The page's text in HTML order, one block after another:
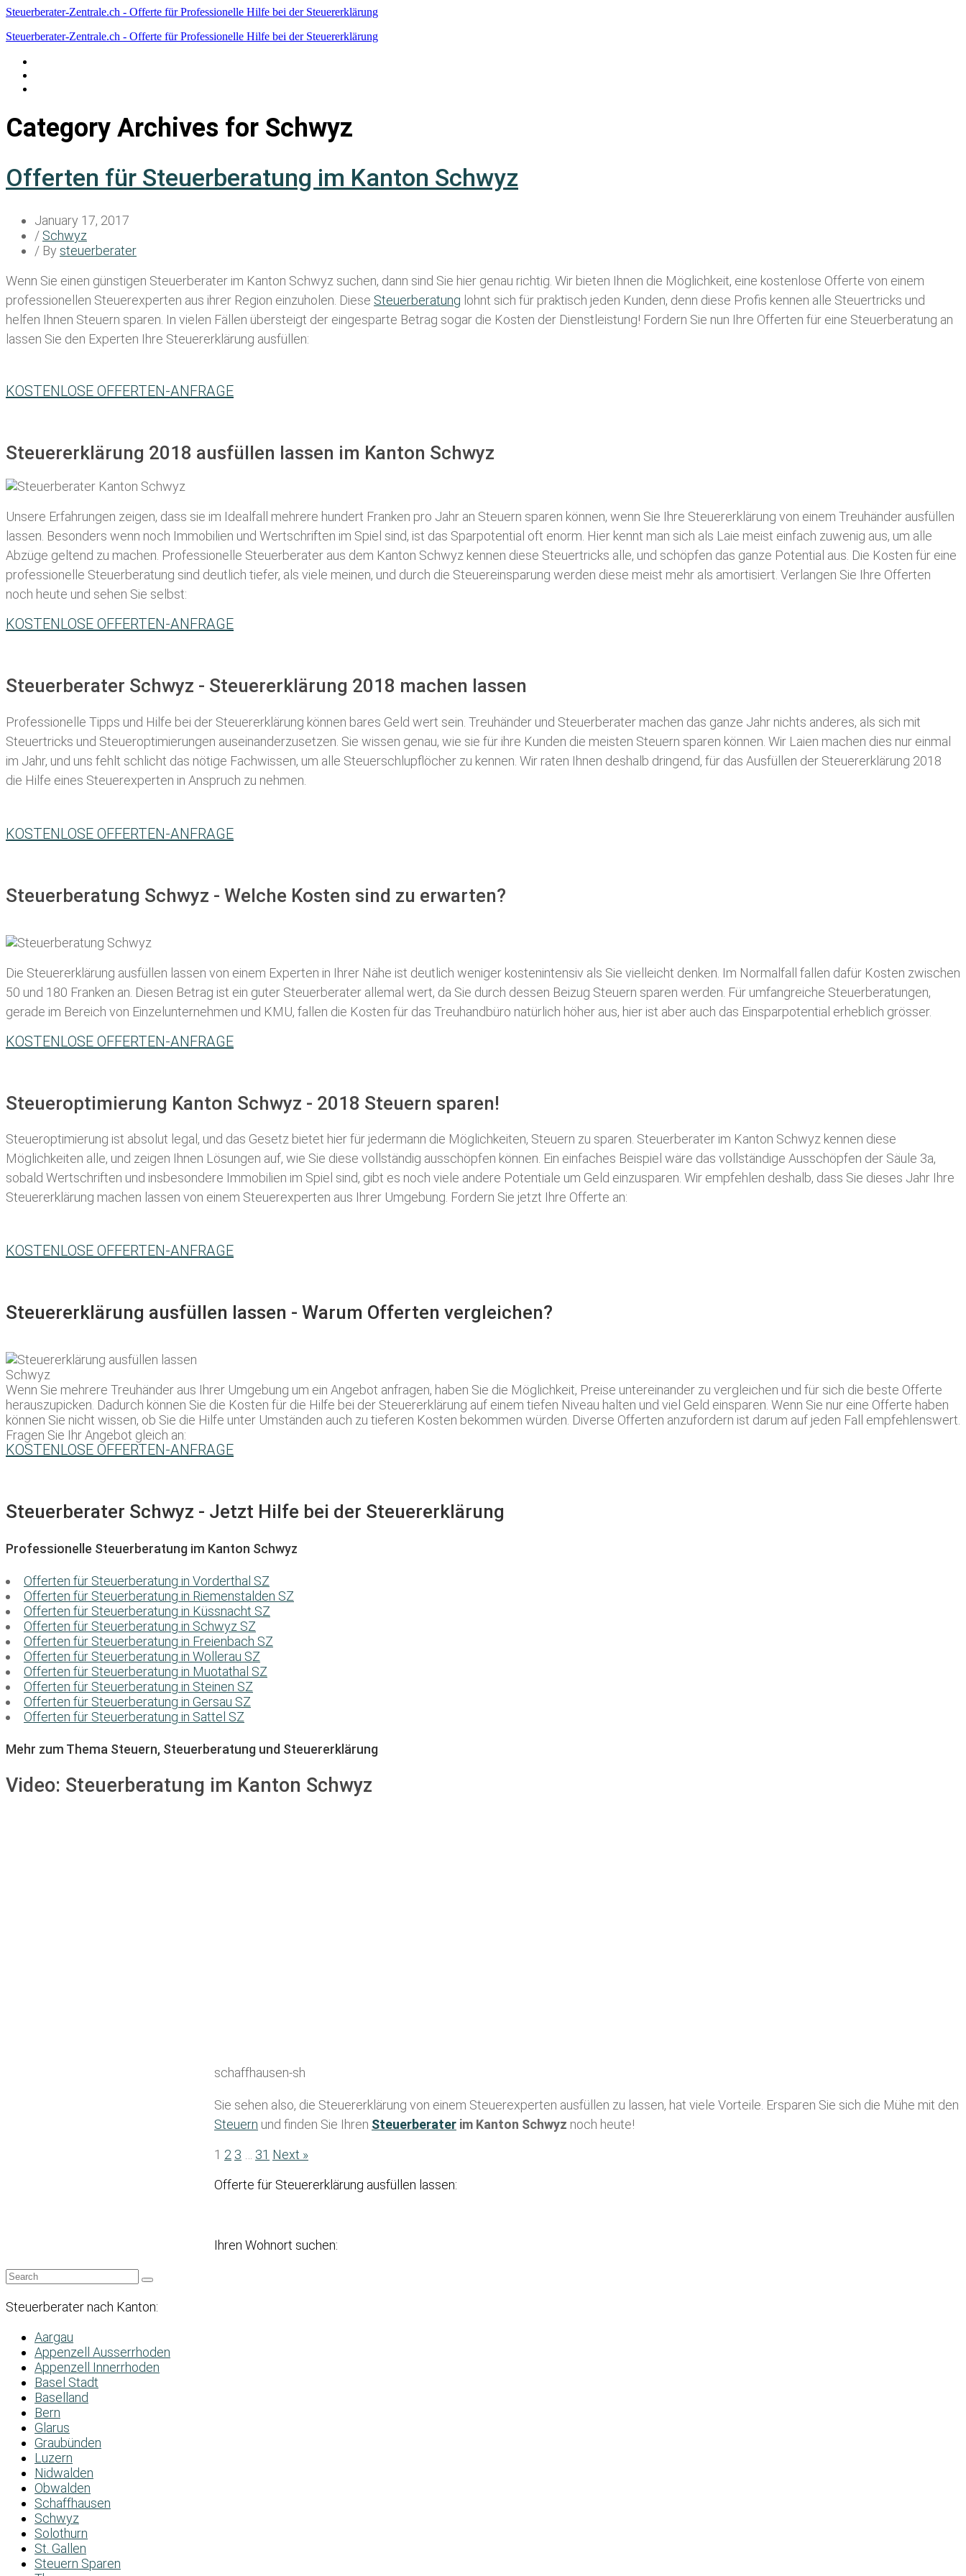
Steuerberater-Zentrale.ch - Offerte für Professionelle Hilfe bei der Steuererklärung
Steuerberater-Zentrale.ch - Offerte für Professionelle Hilfe bei der Steuererklärung
Category Archives for Schwyz
Offerten für Steuerberatung im Kanton Schwyz
January 17, 2017
/ Schwyz
/ By steuerberater
Wenn Sie einen günstigen Steuerberater im Kanton Schwyz suchen, dann sind Sie hier genau richtig. Wir bieten Ihnen die Möglichkeit, eine kostenlose Offerte von einem
professionellen Steuerexperten aus ihrer Region einzuholen. Diese Steuerberatung lohnt sich für praktisch jeden Kunden, denn diese Profis kennen alle Steuertricks und
helfen Ihnen Steuern sparen. In vielen Fällen übersteigt der eingesparte Betrag sogar die Kosten der Dienstleistung! Fordern Sie nun Ihre Offerten für eine Steuerberatung an
lassen Sie den Experten Ihre Steuererklärung ausfüllen:
KOSTENLOSE OFFERTEN-ANFRAGE
Steuererklärung 2018 ausfüllen lassen im Kanton Schwyz
Unsere Erfahrungen zeigen, dass sie im Idealfall mehrere hundert Franken pro Jahr an Steuern sparen können, wenn Sie Ihre Steuererklärung von einem Treuhänder ausfüllen
lassen . Besonders wenn noch Immobilien und Wertschriften im Spiel sind, ist das Sparpotential oft enorm. Hier kennt man sich als Laie meist einfach zuwenig aus, um alle
Abzüge geltend zu machen. Professionelle Steuerberater aus dem Kanton Schwyz kennen diese Steuertricks alle, und schöpfen das ganze Potential aus. Die Kosten für eine
professionelle Steuerberatung sind deutlich tiefer, als viele meinen, und durch die Steuereinsparung werden diese meist mehr als amortisiert. Verlangen Sie Ihre Offerten
noch heute und sehen Sie selbst:
KOSTENLOSE OFFERTEN-ANFRAGE
Steuerberater Schwyz - Steuererklärung 2018 machen lassen
Professionelle Tipps und Hilfe bei der Steuererklärung können bares Geld wert sein. Treuhänder und Steuerberater machen das ganze Jahr nichts anderes, als sich mit
Steuertricks und Steueroptimierungen auseinanderzusetzen. Sie wissen genau, wie sie für ihre Kunden die meisten Steuern sparen können. Wir Laien machen dies nur einmal
im Jahr, und uns fehlt schlicht das nötige Fachwissen, um alle Steuerschlupflöcher zu kennen. Wir raten Ihnen deshalb dringend, für das Ausfüllen der Steuererklärung 2018
die Hilfe eines Steuerexperten in Anspruch zu nehmen.
KOSTENLOSE OFFERTEN-ANFRAGE
Steuerberatung Schwyz - Welche Kosten sind zu erwarten?
Die Steuererklärung ausfüllen lassen von einem Experten in Ihrer Nähe ist deutlich weniger kostenintensiv als Sie vielleicht denken. Im Normalfall fallen dafür Kosten zwischen
50 und 180 Franken an. Diesen Betrag ist ein guter Steuerberater allemal wert, da Sie durch dessen Beizug Steuern sparen werden. Für umfangreiche Steuerberatungen,
gerade im Bereich von Einzelunternehmen und KMU, fallen die Kosten für das Treuhandbüro natürlich höher aus, hier ist aber auch das Einsparpotential erheblich grösser.
KOSTENLOSE OFFERTEN-ANFRAGE
Steueroptimierung Kanton Schwyz - 2018 Steuern sparen!
Steueroptimierung ist absolut legal, und das Gesetz bietet hier für jedermann die Möglichkeiten, Steuern zu sparen. Steuerberater im Kanton Schwyz kennen diese
Möglichkeiten alle, und zeigen Ihnen Lösungen auf, wie Sie diese vollständig ausschöpfen können. Ein einfaches Beispiel wäre das vollständige Ausschöpfen der Säule 3a,
sobald Wertschriften und insbesondere Immobilien im Spiel sind, gibt es noch viele andere Potentiale um Geld einzusparen. Wir empfehlen deshalb, dass Sie dieses Jahr Ihre
Steuererklärung machen lassen von einem Steuerexperten aus Ihrer Umgebung. Fordern Sie jetzt Ihre Offerte an:
KOSTENLOSE OFFERTEN-ANFRAGE
Steuererklärung ausfüllen lassen - Warum Offerten vergleichen?
Wenn Sie mehrere Treuhänder aus Ihrer Umgebung um ein Angebot anfragen, haben Sie die Möglichkeit, Preise untereinander zu vergleichen und für sich die beste Offerte
herauszupicken. Dadurch können Sie die Kosten für die Hilfe bei der Steuererklärung auf einem tiefen Niveau halten und viel Geld einsparen. Wenn Sie nur eine Offerte haben
können Sie nicht wissen, ob Sie die Hilfe unter Umständen auch zu tieferen Kosten bekommen würden. Diverse Offerten anzufordern ist darum auf jeden Fall empfehlenswert.
Fragen Sie Ihr Angebot gleich an:
KOSTENLOSE OFFERTEN-ANFRAGE
Steuerberater Schwyz - Jetzt Hilfe bei der Steuererklärung
Professionelle Steuerberatung im Kanton Schwyz
Offerten für Steuerberatung in Vorderthal SZ
Offerten für Steuerberatung in Riemenstalden SZ
Offerten für Steuerberatung in Küssnacht SZ
Offerten für Steuerberatung in Schwyz SZ
Offerten für Steuerberatung in Freienbach SZ
Offerten für Steuerberatung in Wollerau SZ
Offerten für Steuerberatung in Muotathal SZ
Offerten für Steuerberatung in Steinen SZ
Offerten für Steuerberatung in Gersau SZ
Offerten für Steuerberatung in Sattel SZ
Mehr zum Thema Steuern, Steuerberatung und Steuererklärung
Video: Steuerberatung im Kanton Schwyz
schaffhausen-sh
Sie sehen also, die Steuererklärung von einem Steuerexperten ausfüllen zu lassen, hat viele Vorteile. Ersparen Sie sich die Mühe mit den
Steuern und finden Sie Ihren Steuerberater im Kanton Schwyz noch heute!
1 2 3 31 Next »
Offerte für Steuererklärung ausfüllen lassen:
Ihren Wohnort suchen:
Steuerberater nach Kanton:
Aargau
Appenzell Ausserrhoden
Appenzell Innerrhoden
Basel Stadt
Baselland
Bern
Glarus
Graubünden
Luzern
Nidwalden
Obwalden
Schaffhausen
Schwyz
Solothurn
St. Gallen
Steuern Sparen